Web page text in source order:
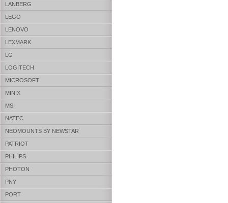
LANBERG
LEGO
LENOVO
LEXMARK
LG
LOGITECH
MICROSOFT
MINIX
MSI
NATEC
NEOMOUNTS BY NEWSTAR
PATRIOT
PHILIPS
PHOTON
PNY
PORT